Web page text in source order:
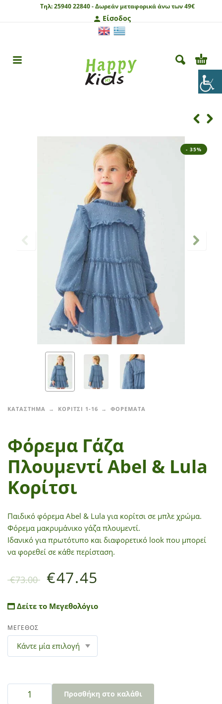
Τηλ:25940 22840 -Δωρεάν μεταφορικά άνω των 49€
Είσοδος
- 35%
ΚΑΤΑΣΤΗΜΑ ΚΟΡΙΤΣΙ 1-16 ΦΟΡΕΜΑΤΑ
Φόρεμα Γάζα
Πλουμεντί Abel & Lula
Κορίτσι
Παιδικό φόρεμα Abel & Lula για κορίτσι σε μπλε χρώμα.
Φόρεμα μακρυμάνικο γάζα πλουμεντί.
Ιδανικό για πρωτότυπο και διαφορετικό look που μπορεί
να φορεθεί σε κάθε περίσταση.
€73.00 €47.45
Δείτε το Μεγεθολόγιο
ΜΕΓΕΘΟΣ
Προσθήκη στο καλάθι